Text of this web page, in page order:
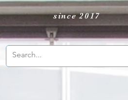
since 2017